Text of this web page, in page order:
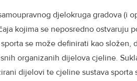
djelokruga gradova (i
kojima se neposredno ostvaruju
se može definirati kao složen,
organizanih dijelova cjeline.
dijelovi te cjeline sustava sporta